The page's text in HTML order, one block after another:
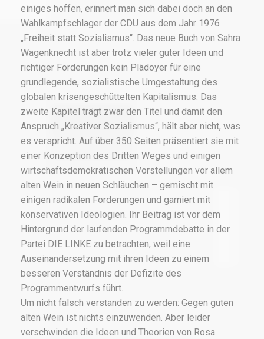
einiges hoffen, erinnert man sich dabei doch an den
Wahlkampfschlager der CDU aus dem Jahr 1976
„Freiheit statt Sozialismus“. Das neue Buch von Sahra
Wagenknecht ist aber trotz vieler guter Ideen und
richtiger Forderungen kein Plädoyer für eine
grundlegende, sozialistische Umgestaltung des
globalen krisengeschüttelten Kapitalismus. Das
zweite Kapitel trägt zwar den Titel und damit den
Anspruch „Kreativer Sozialismus“, hält aber nicht, was
es verspricht. Auf über 350 Seiten präsentiert sie mit
einer Konzeption des Dritten Weges und einigen
wirtschaftsdemokratischen Vorstellungen vor allem
alten Wein in neuen Schläuchen – gemischt mit
einigen radikalen Forderungen und garniert mit
konservativen Ideologien. Ihr Beitrag ist vor dem
Hintergrund der laufenden Programmdebatte in der
Partei DIE LINKE zu betrachten, weil eine
Auseinandersetzung mit ihren Ideen zu einem
besseren Verständnis der Defizite des
Programmentwurfs führt.
Um nicht falsch verstanden zu werden: Gegen guten
alten Wein ist nichts einzuwenden. Aber leider
verschwinden die Ideen und Theorien von Rosa